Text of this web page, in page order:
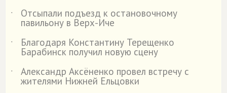
˙
Отсыпали подъезд к остановочному
павильону в Верх-Иче
˙
Благодаря Константину Терещенко
Барабинск получил новую сцену
˙
Александр Аксёненко провел встречу с
жителями Нижней Ельцовки